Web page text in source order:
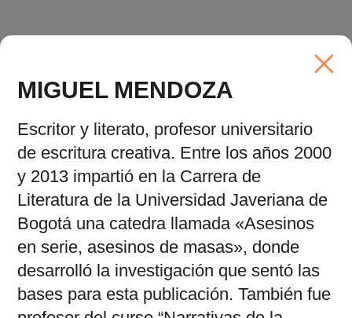
MIGUEL MENDOZA
Escritor y literato, profesor universitario
de escritura creativa. Entre los años 2000
y 2013 impartió en la Carrera de
Literatura de la Universidad Javeriana de
Bogotá una catedra llamada «Asesinos
en serie, asesinos de masas», donde
desarrolló la investigación que sentó las
bases para esta publicación. También fue